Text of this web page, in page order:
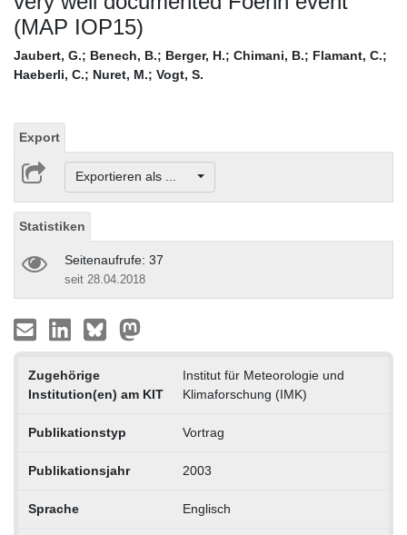
(MAP IOP15)
Jaubert, G.; Benech, B.; Berger, H.; Chimani, B.; Flamant, C.;
Haeberli, C.; Nuret, M.; Vogt, S.
Export
Exportieren als ...
Statistiken
Seitenaufrufe: 37
seit 28.04.2018
Zugehörige
Institution(en) am KIT
Institut für Meteorologie und
Klimaforschung (IMK)
Publikationstyp Vortrag
Publikationsjahr 2003
Sprache Englisch